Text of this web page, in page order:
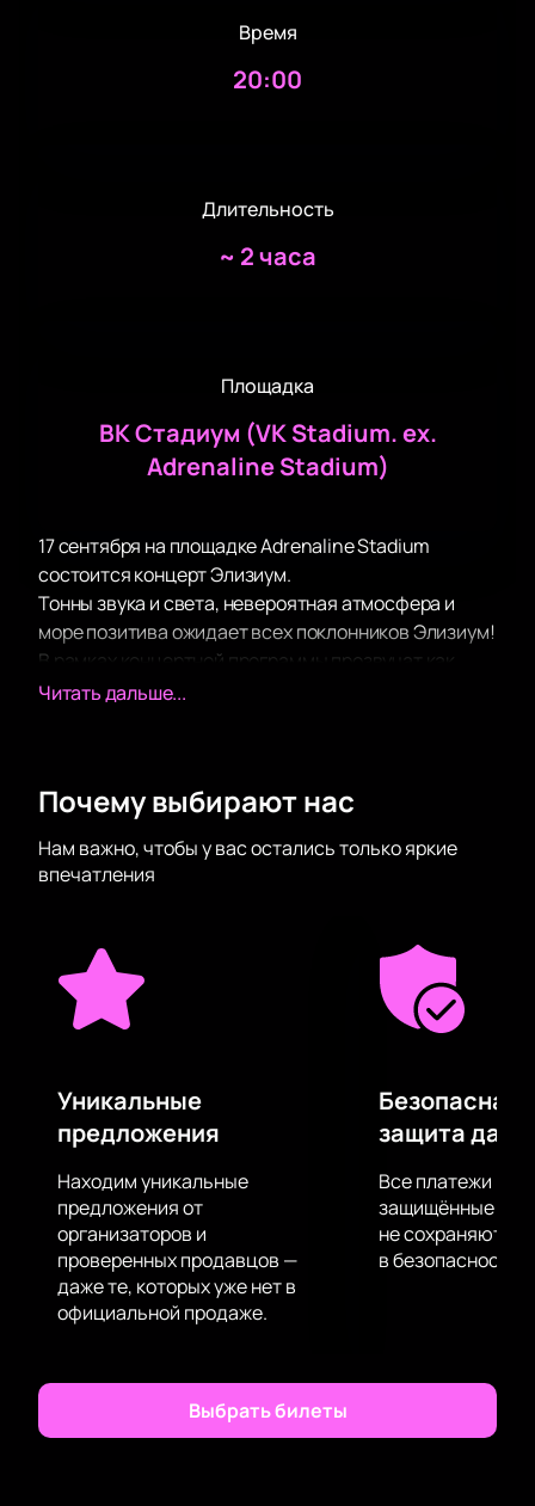
Время
20:00
Длительность
~ 2 часа
Площадка
ВК Стадиум (VK Stadium. ex.
Adrenaline Stadium)
17 сентября на площадке Adrenaline Stadium
состоится концерт Элизиум.
Тонны звука и света, невероятная атмосфера и
море позитива ожидает всех поклонников Элизиум!
В рамках концертной программы прозвучат как
хорошо известные поклонникам творчества
отличного настроения, возможность вживую
ему, а также невероятное шоу, которые Элизиум
подарит своим поклонникам на сцене.
оборудование позволит вам отчетливо услышать
каждый аккорд и рассмотреть любимых артистов
Элизиум в малейших подробностях, независимо от
того, как далеко от сцены вы находитесь!
Читать дальше...
Почему выбирают нас
Нам важно, чтобы у вас остались только яркие
впечатления
Уникальные
предложения
Находим уникальные
предложения от
организаторов и
проверенных продавцов —
даже те, которых уже нет в
официальной продаже.
Безопасная
защита
Все платежи
защищённые
не сохраняются
в безопасности.
Выбрать билеты